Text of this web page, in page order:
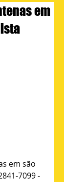
em
em são
7099 -